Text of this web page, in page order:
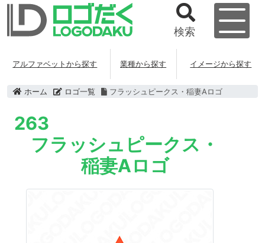
検索
アルファベットから探す 業種から探す イメージから探す
ホーム ロゴ一覧 フラッシュピークス・稲妻Aロゴ
263
フラッシュピークス・
稲妻Aロゴ